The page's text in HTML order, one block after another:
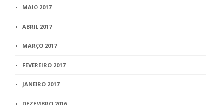
MAIO 2017
ABRIL 2017
MARÇO 2017
FEVEREIRO 2017
JANEIRO 2017
DEZEMBRO 2016